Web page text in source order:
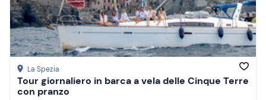
La Spezia
Tour giornaliero in barca a vela delle Cinque Terre
con pranzo